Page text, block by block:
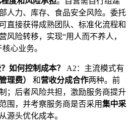
人力、库存、食品安全风险。委托
直接获得成熟团队、标准化流程和
风险转移，实现“用人而不养人，
心业务。
如何控制成本？
A2：主流模式有
理费）
和营收分成合作两种。前
；后者风险共担，激励服务商提升
围，并考察服务商是否采用集中采
源头优化成本。